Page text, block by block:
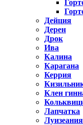
Дейция
Дерен
Дрок
Ива
Калина
Карагана
Керрия
Клен
Лапчатка